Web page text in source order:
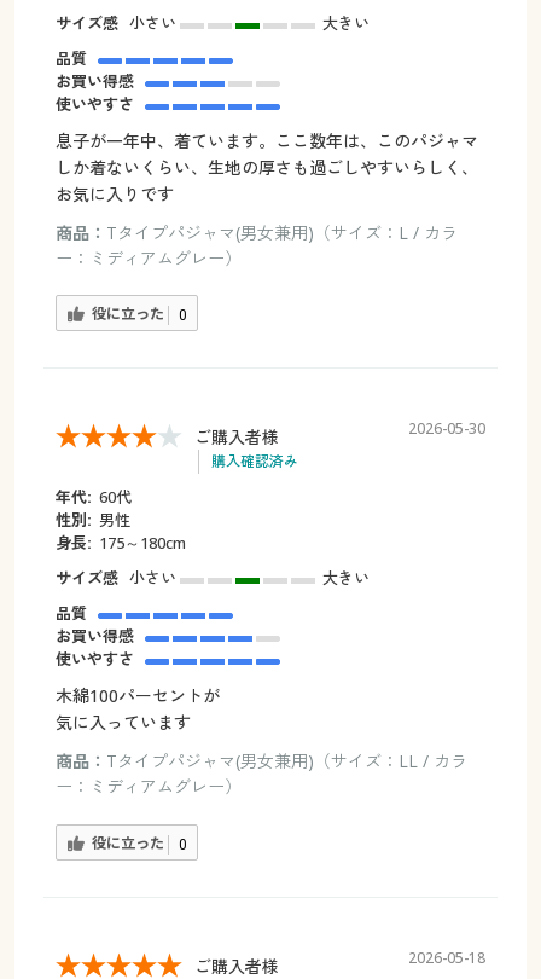
サイズ感 小さい
大きい
品質
お買い得感
使いやすさ
息子が一年中、着ています。ここ数年は、このパジャマ
しか着ないくらい、生地の厚さも過ごしやすいらしく、
お気に入りです
商品： Tタイプパジャマ(男女兼用)（サイズ：L / カラ
ー：ミディアムグレー）
役に立った 0
ご購入者様
購入確認済み
2026-05-30
年代: 60代
性別: 男性
身長: 175～180cm
サイズ感 小さい
大きい
品質
お買い得感
使いやすさ
木綿100パーセントが
気に入っています
商品： Tタイプパジャマ(男女兼用)（サイズ：LL / カラ
ー：ミディアムグレー）
役に立った 0
ご購入者様 2026-05-18